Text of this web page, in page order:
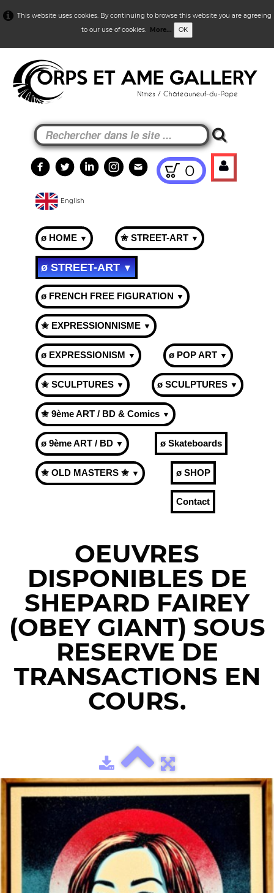
This website uses cookies. By continuing to browse this website you are agreeing
to our use of cookies. More... OK
0
English
ø HOME ▼ ✬ STREET-ART ▼
ø STREET-ART▼
ø FRENCH FREE FIGURATION ▼
✬ EXPRESSIONNISME ▼
ø EXPRESSIONISM ▼ ø POP ART ▼
✬ SCULPTURES ▼ ø SCULPTURES ▼
✬ 9ème ART / BD & Comics ▼
ø 9ème ART / BD ▼ ø Skateboards
✬ OLD MASTERS ✬ ▼ ø SHOP
Contact
OEUVRES
DISPONIBLES DE
SHEPARD FAIREY
(OBEY GIANT) SOUS
RESERVE DE
TRANSACTIONS EN
COURS.